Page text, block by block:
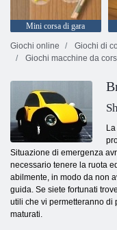
Mini corsa di gara
Giochi online
Giochi di
Giochi macchine da
Situazione di emergenza
necessario tenere la ruota
abilmente, in modo da non
guida. Se siete fortunati
utili che vi permetteranno di
maturati.